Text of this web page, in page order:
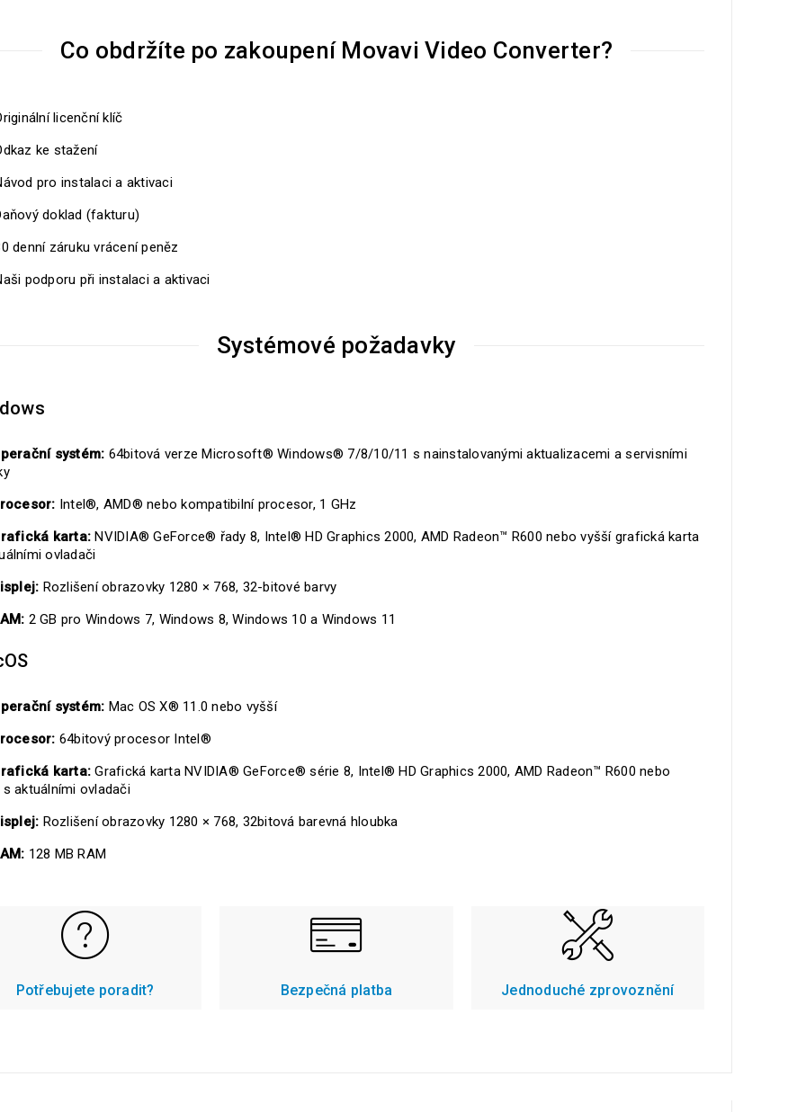
Co obdržíte po zakoupení Movavi Video Converter?
licenční klíč
ke stažení
pro instalaci a aktivaci
doklad (fakturu)
denní záruku vrácení peněz
podporu při instalaci a aktivaci
Systémové požadavky
systém: 64bitová verze Microsoft® Windows® 7/8/10/11 s nainstalovanými aktualizacemi a servisními
Intel®, AMD® nebo kompatibilní procesor, 1 GHz
karta: NVIDIA® GeForce® řady 8, Intel® HD Graphics 2000, AMD Radeon™ R600 nebo vyšší grafická karta
ovladači
Rozlišení obrazovky 1280 × 768, 32-bitové barvy
2 GB pro Windows 7, Windows 8, Windows 10 a Windows 11
systém: Mac OS X® 11.0 nebo vyšší
64bitový procesor Intel®
karta: Grafická karta NVIDIA® GeForce® série 8, Intel® HD Graphics 2000, AMD Radeon™ R600 nebo
aktuálními ovladači
Rozlišení obrazovky 1280 × 768, 32bitová barevná hloubka
128 MB RAM
Potřebujete poradit? Bezpečná platba Jednoduché zprovoznění